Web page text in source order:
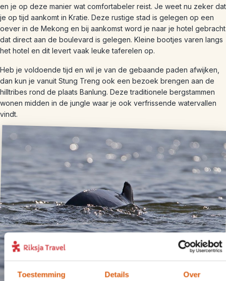
Toestemming Details Over
en je op deze manier wat comfortabeler reist. Je weet nu zeker dat
je op tijd aankomt in Kratie. Deze rustige stad is gelegen op een
oever in de Mekong en bij aankomst word je naar je hotel gebracht
dat direct aan de boulevard is gelegen. Kleine bootjes varen langs
het hotel en dit levert vaak leuke taferelen op.
Heb je voldoende tijd en wil je van de gebaande paden afwijken,
dan kun je vanuit Stung Treng ook een bezoek brengen aan de
hilltribes rond de plaats Banlung. Deze traditionele bergstammen
wonen midden in de jungle waar je ook verfrissende watervallen
vindt.